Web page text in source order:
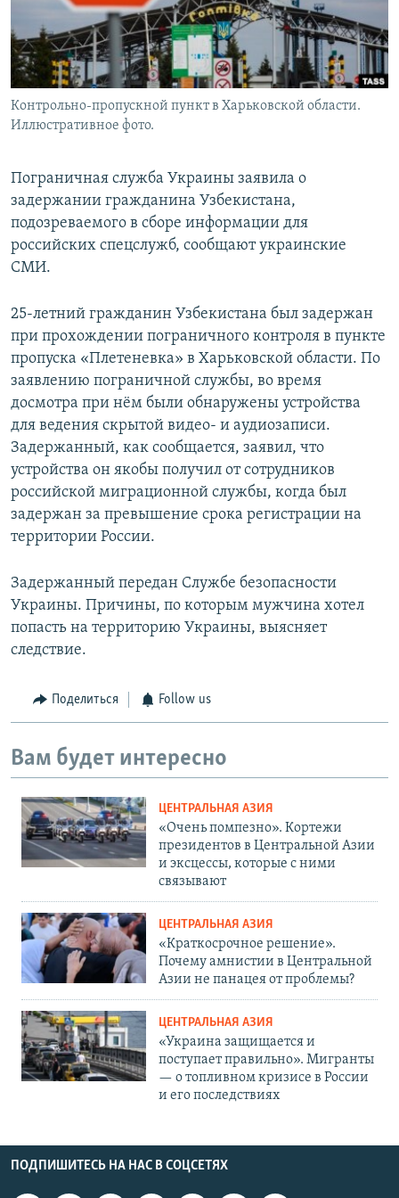
Контрольно-пропускной пункт в Харьковской области.
Иллюстративное фото.
Пограничная служба Украины заявила о
задержании гражданина Узбекистана,
подозреваемого в сборе информации для
российских спецслужб, сообщают украинские
СМИ.
25-летний гражданин Узбекистана был задержан
при прохождении пограничного контроля в пункте
пропуска «Плетеневка» в Харьковской области. По
заявлению пограничной службы, во время
досмотра при нём были обнаружены устройства
для ведения скрытой видео- и аудиозаписи.
Задержанный, как сообщается, заявил, что
устройства он якобы получил от сотрудников
российской миграционной службы, когда был
задержан за превышение срока регистрации на
территории России.
Задержанный передан Службе безопасности
Украины. Причины, по которым мужчина хотел
попасть на территорию Украины, выясняет
следствие.
Поделиться Follow us
Вам будет интересно
ЦЕНТРАЛЬНАЯ АЗИЯ
«Очень помпезно». Кортежи
президентов в Центральной Азии
и эксцессы, которые с ними
связывают
ЦЕНТРАЛЬНАЯ АЗИЯ
«Краткосрочное решение».
Почему амнистии в Центральной
Азии не панацея от проблемы?
ЦЕНТРАЛЬНАЯ АЗИЯ
«Украина защищается и
поступает правильно». Мигранты
— о топливном кризисе в России
и его последствиях
ПОДПИШИТЕСЬ НА НАС В СОЦСЕТЯХ